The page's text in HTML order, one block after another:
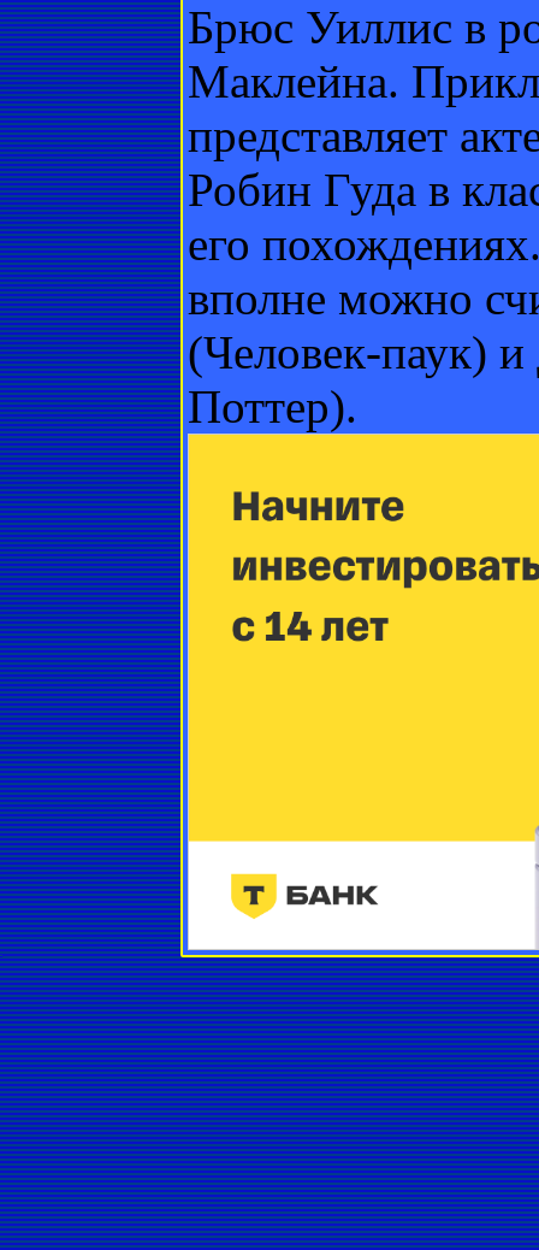
Брюс Уиллис в
Маклейна.
представляет
Робин Гуда в
его
вполне можно
(Человек-паук)
Поттер).